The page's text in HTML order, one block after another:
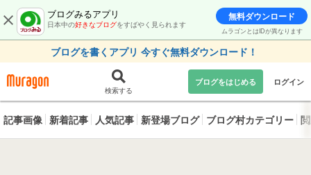
ブログみるアプリ
日本中の好きなブログをすばやく見られます
無料ダウンロード
ムラゴンとはIDが異なります
ブログを書くアプリ 今すぐ無料ダウンロード！
検索する
ブログをはじめる ログイン
記事画像 新着記事 人気記事 新登場ブログ ブログ村カテゴリー